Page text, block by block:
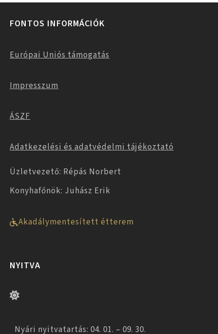
FONTOS INFORMÁCIÓK
Európai Uniós támogatás
Impresszum
ÁSZF
Adatkezelési és adatvédelmi tájékoztató
Üzletvezető: Répás Norbert
Konyhafőnök: Juhász Erik
Akadálymentesített étterem
NYITVA
Nyári nyitvatartás: 04. 01. – 09. 30.